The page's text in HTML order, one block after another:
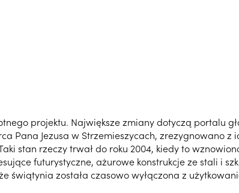
projektu. Największe zmiany dotyczą portalu
Pana Jezusa w Strzemieszycach, zrezygnowano
stan rzeczy trwał do roku 2004, kiedy to
futurystyczne, ażurowe konstrukcje ze stali i
świątynia została czasowo wyłączona z